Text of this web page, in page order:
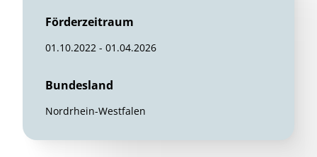
Förderzeitraum
01.10.2022 - 01.04.2026
Bundesland
Nordrhein-Westfalen